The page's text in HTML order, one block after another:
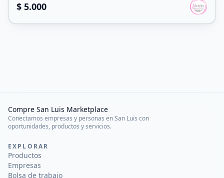
$ 5.000
Compre San Luis Marketplace
Conectamos empresas y personas en San Luis con
oportunidades, productos y servicios.
EXPLORAR
Productos
Empresas
Bolsa de trabajo